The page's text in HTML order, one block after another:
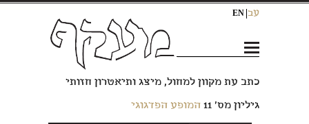
עב EN
גיליון מס› 11 המופע הפדגוגי
כתב עת מקוון למחול, מיצג ותיאטרון חזותי